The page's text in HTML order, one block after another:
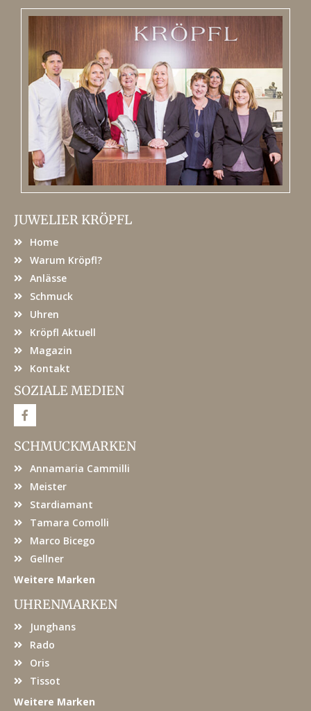
JUWELIER KRÖPFL
Home
Warum Kröpfl?
Anlässe
Schmuck
Uhren
Kröpfl Aktuell
Magazin
Kontakt
SOZIALE MEDIEN
F
a
e
b
o
SCHMUCKMARKEN
Annamaria Cammilli
Meister
Stardiamant
Tamara Comolli
Marco Bicego
Gellner
Weitere Marken
UHRENMARKEN
Junghans
Rado
Oris
Tissot
Weitere Marken